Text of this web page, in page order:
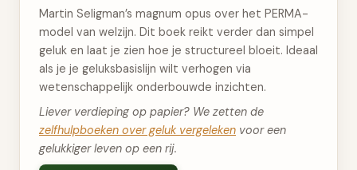
Martin Seligman’s magnum opus over het PERMA-
model van welzijn. Dit boek reikt verder dan simpel
geluk en laat je zien hoe je structureel bloeit. Ideaal
als je je geluksbasislijn wilt verhogen via
wetenschappelijk onderbouwde inzichten.
Liever verdieping op papier? We zetten de
zelfhulpboeken over geluk vergeleken voor een
gelukkiger leven op een rij.